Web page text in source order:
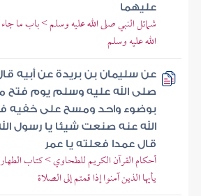
عليهما
شمائل النبي صلى الله عليه وسلم > باب ما
الله عليه وسلم
عن سليمان بن بريدة عن أبيه
صلى الله عليه وسلم يوم
بوضوء واحد ومسح على خفيه
الله عنه صنعت شيئا يا رسول
قال عمدا فعلته يا عمر
أحكام القرآن الكريم للطحاوي > كتاب
يأيها الذين آمنوا إذا قمتم إلى الصلاة